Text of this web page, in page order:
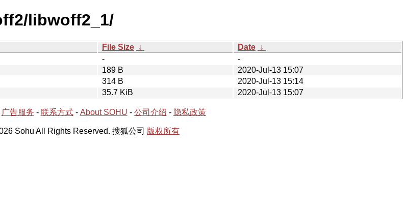
libwoff2_1/
File Size ↓ Date ↓
-
-
189 B
2020-Jul-13 15:07
314 B
2020-Jul-13 15:14
35.7 KiB 2020-Jul-13 15:07
广告服务 - 联系方式- About SOHU - 公司介绍 - 隐私政策
Sohu All Rights Reserved. 搜狐公司 版权所有